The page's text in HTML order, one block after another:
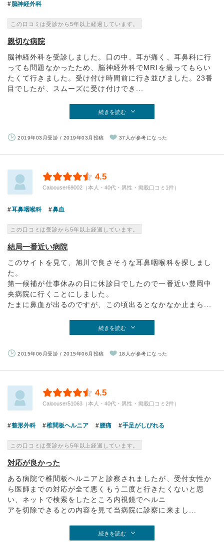
脳神経外科
この口コミは受診から5年以上経過しています。
親切な病院
脳神経外科を受診しました。口の中、耳が痛く、耳鼻科に行
っても問題なかったため、脳神経外科でMRIを撮ってもらい
たくて行きました。受け付け時間前に行き並びました。23番
目でしたが、スムーズに受け付けでき...
続きを読む
2019年03月受診 / 2019年03月投稿 37人が参考になった
4.5
Caloouser69002（本人・40代・男性・掲載口コミ1件）
耳鼻咽喉科 鼻血
この口コミは受診から5年以上経過しています。
結局一番近い病院
このサイトを見て、旭川で良さそうな耳鼻咽喉科を探しまし
た。
第一候補が仕事休みの日に休診日でしたので一番近い豊岡中
央病院に行くことにしました。
たまに鼻血が出るのですが、この頃出るとなかなか止まら...
続きを読む
2015年06月受診 / 2015年06月投稿 18人が参考になった
4.5
Caloouser51063（本人・40代・男性・掲載口コミ2件）
整形外科 椎間板ヘルニア 腰痛 手足がしびれる
この口コミは受診から5年以上経過しています。
対応が良かった
ある病院で椎間板ヘルニアと診察されましたが、受付女性か
ら医師までの対応が全て悪くもう二度と行きたくないと思
い、ネットで検索をしたところ内視鏡でヘルニ
アを切除できるとの内容を見て当病院に診察に来まし...
続きを読む